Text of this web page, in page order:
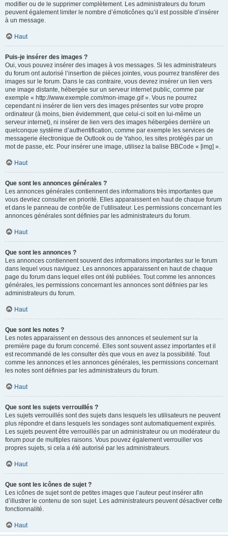
modifier ou de le supprimer complètement. Les administrateurs du forum
peuvent également limiter le nombre d’émoticônes qu’il est possible d’insérer
à un message.
Haut
Puis-je insérer des images ?
Oui, vous pouvez insérer des images à vos messages. Si les administrateurs
du forum ont autorisé l’insertion de pièces jointes, vous pourrez transférer des
images sur le forum. Dans le cas contraire, vous devrez insérer un lien vers
une image distante, hébergée sur un serveur internet public, comme par
exemple « http://www.exemple.com/mon-image.gif ». Vous ne pourrez
cependant ni insérer de lien vers des images présentes sur votre propre
ordinateur (à moins, bien évidemment, que celui-ci soit en lui-même un
serveur internet), ni insérer de lien vers des images hébergées derrière un
quelconque système d’authentification, comme par exemple les services de
messagerie électronique de Outlook ou de Yahoo, les sites protégés par un
mot de passe, etc. Pour insérer une image, utilisez la balise BBCode « [img] ».
Haut
Que sont les annonces générales ?
Les annonces générales contiennent des informations très importantes que
vous devriez consulter en priorité. Elles apparaissent en haut de chaque forum
et dans le panneau de contrôle de l’utilisateur. Les permissions concernant les
annonces générales sont définies par les administrateurs du forum.
Haut
Que sont les annonces ?
Les annonces contiennent souvent des informations importantes sur le forum
dans lequel vous naviguez. Les annonces apparaissent en haut de chaque
page du forum dans lequel elles ont été publiées. Tout comme les annonces
générales, les permissions concernant les annonces sont définies par les
administrateurs du forum.
Haut
Que sont les notes ?
Les notes apparaissent en dessous des annonces et seulement sur la
première page du forum concerné. Elles sont souvent assez importantes et il
est recommandé de les consulter dès que vous en avez la possibilité. Tout
comme les annonces et les annonces générales, les permissions concernant
les notes sont définies par les administrateurs du forum.
Haut
Que sont les sujets verrouillés ?
Les sujets verrouillés sont des sujets dans lesquels les utilisateurs ne peuvent
plus répondre et dans lesquels les sondages sont automatiquement expirés.
Les sujets peuvent être verrouillés par un administrateur ou un modérateur du
forum pour de multiples raisons. Vous pouvez également verrouiller vos
propres sujets, si cela a été autorisé par les administrateurs.
Haut
Que sont les icônes de sujet ?
Les icônes de sujet sont de petites images que l’auteur peut insérer afin
d’illustrer le contenu de son sujet. Les administrateurs peuvent désactiver cette
fonctionnalité.
Haut